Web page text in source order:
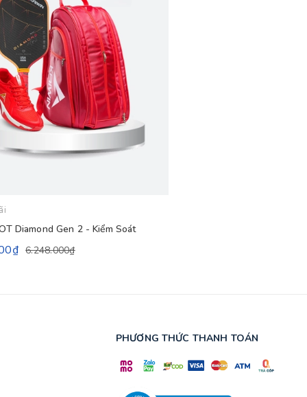
Diamond Gen 2 - Kiểm Soát
6.248.000₫
PHƯƠNG THỨC THANH TOÁN